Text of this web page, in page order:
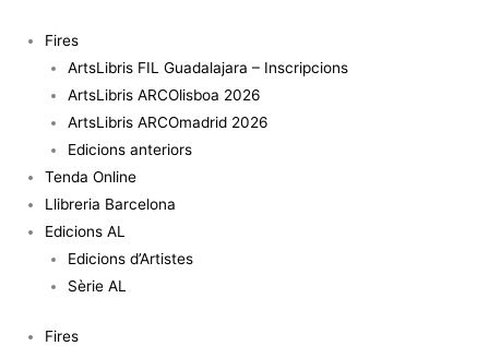
contingut
Fires
ArtsLibris FIL Guadalajara – Inscripcions
ArtsLibris ARCOlisboa 2026
ArtsLibris ARCOmadrid 2026
Edicions anteriors
Tenda Online
Llibreria Barcelona
Edicions AL
Edicions d’Artistes
Sèrie AL
Fires
paisaje
inalcanzable